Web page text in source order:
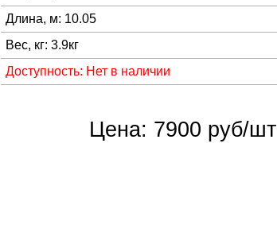
Длина, м: 10.05
Вес, кг: 3.9кг
Доступность: Нет в наличии
Цена: 7900 руб/шт